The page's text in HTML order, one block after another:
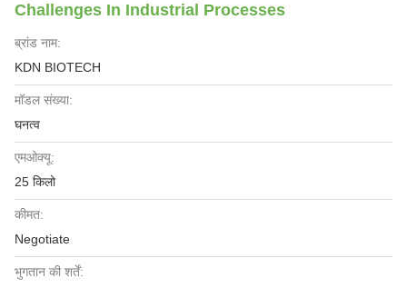
Challenges In Industrial Processes
ब्रांड नाम:
KDN BIOTECH
मॉडल संख्या:
घनत्व
एमओक्यू:
25 किलो
कीमत:
Negotiate
भुगतान की शर्तें: